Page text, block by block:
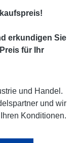
erkundigen Sie
für Ihr
und Handel.
und wir
Konditionen.